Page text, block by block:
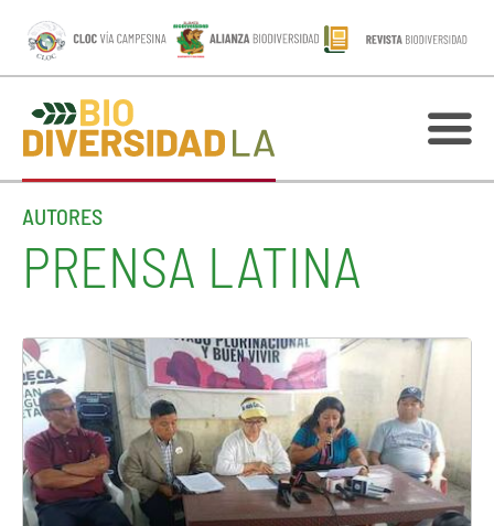
AUTORES
PRENSA LATINA